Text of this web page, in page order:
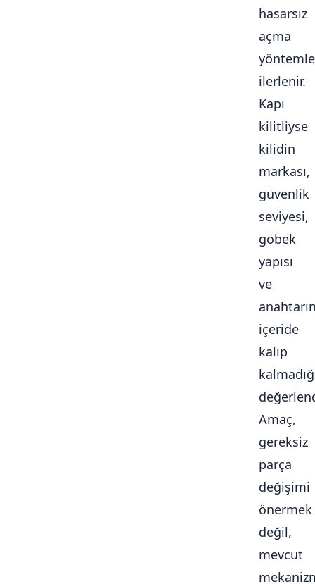
hasarsız
açma
ilerlenir.
Kapı
kilitliyse
kilidin
markası,
güvenlik
seviyesi,
göbek
yapısı
ve
içeride
kalıp
Amaç,
gereksiz
parça
değişimi
önermek
değil,
mevcut